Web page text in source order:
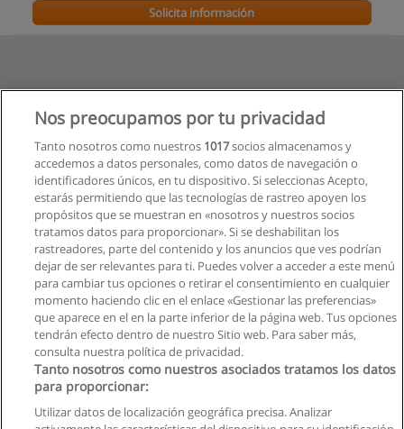
Solicita información
Nos preocupamos por tu privacidad
Tanto nosotros como nuestros 1017socios almacenamos y
accedemos a datos personales, como datos de navegación o
identificadores únicos, en tu dispositivo. Si seleccionas Acepto,
estarás permitiendo que las tecnologías de rastreo apoyen los
propósitos que se muestran en «nosotros y nuestros socios
tratamos datos para proporcionar». Si se deshabilitan los
rastreadores, parte del contenido y los anuncios que ves podrían
dejar de ser relevantes para ti. Puedes volver a acceder a este menú
para cambiar tus opciones o retirar el consentimiento en cualquier
momento haciendo clic en el enlace «Gestionar las preferencias»
que aparece en el en la parte inferior de la página web. Tus opciones
tendrán efecto dentro de nuestro Sitio web. Para saber más,
consulta nuestra política de privacidad.
Tanto nosotros como nuestros asociados tratamos los datos
para proporcionar:
Utilizar datos de localización geográfica precisa. Analizar